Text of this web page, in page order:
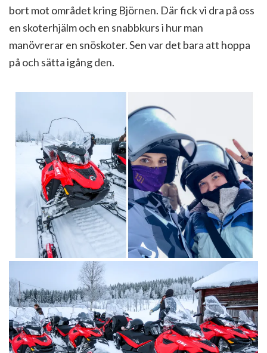
bort mot området kring Björnen. Där fick vi dra på oss
en skoterhjälm och en snabbkurs i hur man
manövrerar en snöskoter. Sen var det bara att hoppa
på och sätta igång den.